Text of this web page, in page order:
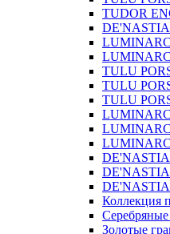
TUDOR
TULU
TULU
TULU
DE'NASTIA
DE'NASTIA
Коллекция
Серебряные
Золотые